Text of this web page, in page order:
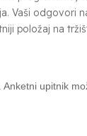
Vaši
položaj na
upitnik